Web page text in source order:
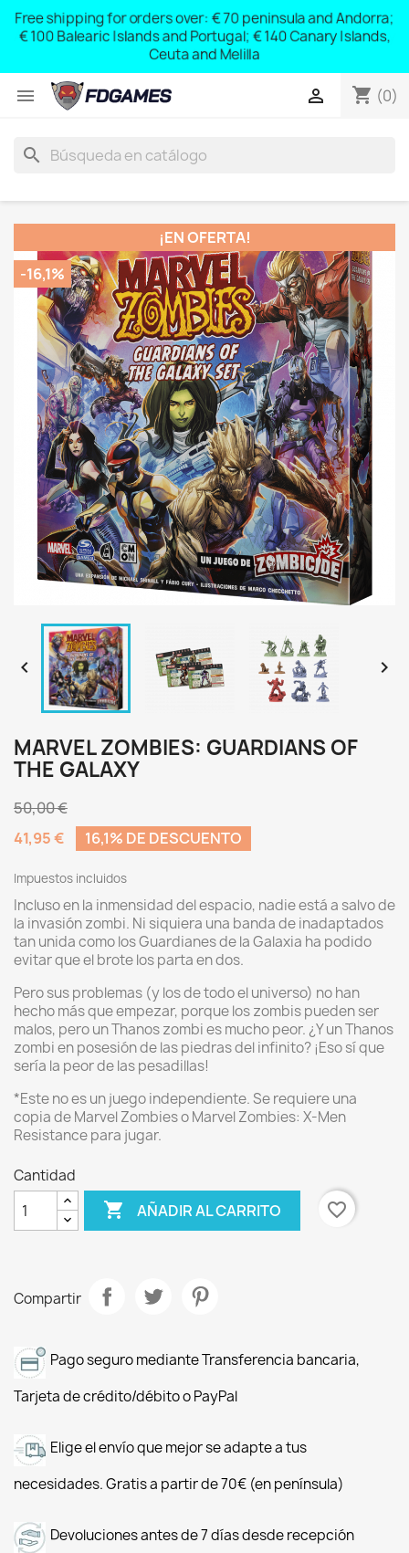
Free shipping for orders over: € 70 peninsula and Andorra;
€ 100 Balearic Islands and Portugal; € 140 Canary Islands,
Ceuta and Melilla
 shopping_cart (0)

search
¡EN OFERTA!
-16,1%
 
MARVEL ZOMBIES: GUARDIANS OF
THE GALAXY
50,00 €
41,95 €
16,1% DE DESCUENTO
Impuestos incluidos
Incluso en la inmensidad del espacio, nadie está a salvo de
la invasión zombi. Ni siquiera una banda de inadaptados
tan unida como los Guardianes de la Galaxia ha podido
evitar que el brote los parta en dos.
Pero sus problemas (y los de todo el universo) no han
hecho más que empezar, porque los zombis pueden ser
malos, pero un Thanos zombi es mucho peor. ¿Y un Thanos
zombi en posesión de las piedras del infinito? ¡Eso sí que
sería la peor de las pesadillas!
*Este no es un juego independiente. Se requiere una
copia de Marvel Zombies o Marvel Zombies: X-Men
Resistance para jugar.
Cantidad
 AÑADIR AL CARRITO favorite_border
Compartir
Pago seguro mediante Transferencia bancaria,
Tarjeta de crédito/débito o PayPal
Elige el envío que mejor se adapte a tus
necesidades. Gratis a partir de 70€ (en península)
Devoluciones antes de 7 días desde recepción